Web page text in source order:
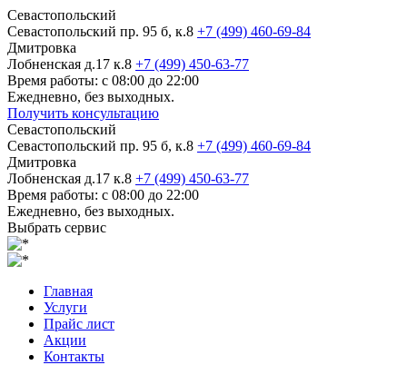
Севастопольский
Севастопольский пр. 95 б, к.8 +7 (499) 460-69-84
Дмитровка
Лобненская д.17 к.8 +7 (499) 450-63-77
Время работы: с 08:00 до 22:00
Ежедневно, без выходных.
Получить консультацию
Севастопольский
Севастопольский пр. 95 б, к.8 +7 (499) 460-69-84
Дмитровка
Лобненская д.17 к.8 +7 (499) 450-63-77
Время работы: с 08:00 до 22:00
Ежедневно, без выходных.
Выбрать сервис
Главная
Услуги
Прайс лист
Акции
Контакты